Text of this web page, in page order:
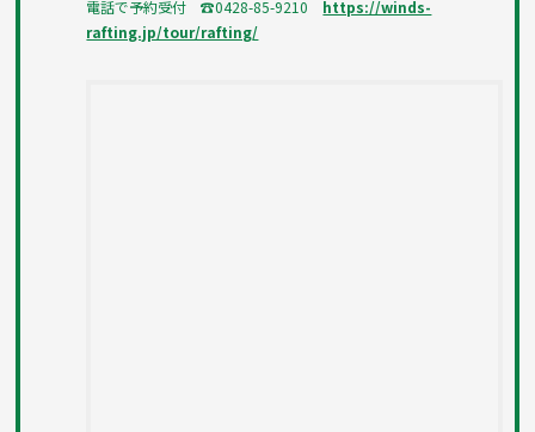
電話で予約受付 ☎0428-85-9210 https://winds-
rafting.jp/tour/rafting/